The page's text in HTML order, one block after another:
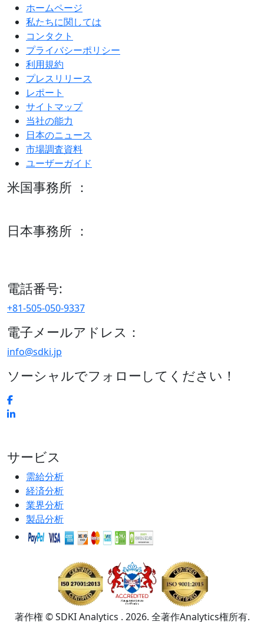
ホームページ
私たちに関しては
コンタクト
プライバシーポリシー
利用規約
プレスリリース
レポート
サイトマップ
当社の能力
日本のニュース
市場調査資料
ユーザーガイド
米国事務所 ：
日本事務所 ：
電話番号:
+81-505-050-9337
電子メールアドレス：
info@sdki.jp
ソーシャルでフォローしてください！
サービス
需給分析
経済分析
業界分析
製品分析
著作権 © SDKI Analytics . 2026. 全著作Analytics権所有.